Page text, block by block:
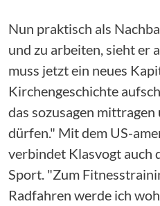
Nun praktisch als
und zu arbeiten, sieht er
muss jetzt ein neues
Kirchengeschichte
das sozusagen
dürfen." Mit dem US-
verbindet Klasvogt auch
Sport. "Zum
Radfahren werde ich